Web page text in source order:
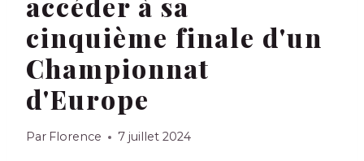
cinquième finale d'un
Championnat
d'Europe
Par Florence 7 juillet 2024